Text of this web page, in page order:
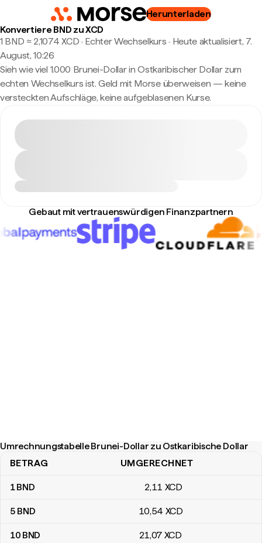
Herunterladen
Konvertiere BND zu XCD
1 BND ≈ 2,1074 XCD · Echter Wechselkurs · Heute aktualisiert, 7.
August, 10:26
Sieh wie viel 1.000 Brunei-Dollar in Ostkaribischer Dollar zum
echten Wechselkurs ist. Geld mit Morse überweisen — keine
versteckten Aufschläge, keine aufgeblasenen Kurse.
Gebaut mit vertrauenswürdigen Finanzpartnern
Umrechnungstabelle Brunei-Dollar zu Ostkaribische Dollar
Umrechnungstabelle Brunei-Dollar zu Ostkaribische Dollar
BETRAG UMGERECHNET
1BND 2,11 XCD
5 BND 10,54 XCD
10 BND 21,07 XCD